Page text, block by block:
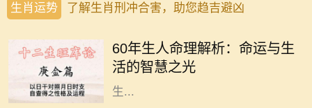
生肖运势 了解生肖刑冲合害，助您趋吉避凶
60年生人命理解析：命运与生
活的智慧之光
在中国传统文化中，命理学是一门博
人，俗称“60年生人”，他们的命理特
征，往往吸引着众多人的关注。根据
生...
在这个快速发展的社会中，许多人为